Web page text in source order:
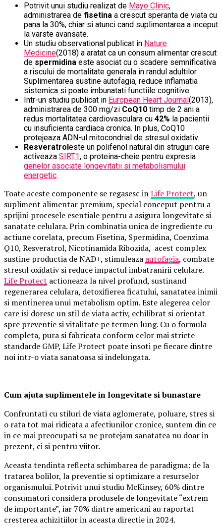
Potrivit unui studiu realizat de Mayo Clinic,
administrarea de fisetina a crescut speranta de viata cu
pana la 30%, chiar si atunci cand suplimentarea a inceput
la varste avansate.
Un studiu observational publicat in Nature
Medicine(2018) a aratat ca un consum alimentar crescut
de spermidina este asociat cu o scadere semnificativa
a riscului de mortalitate generala in randul adultilor.
Suplimentarea sustine autofagia, reduce inflamatia
sistemica si poate imbunatati functiile cognitive.
Intr-un studiu publicat in European Heart Journal(2013),
administrarea de 300 mg/zi CoQ10 timp de 2 ani a
redus mortalitatea cardiovasculara cu 42% la pacientii
cu insuficienta cardiaca cronica. In plus, CoQ10
protejeaza ADN-ul mitocondrial de stresul oxidativ.
Resveratroleste un polifenol natural din struguri care
activeaza SIRT1, o proteina-cheie pentru expresia
genelor asociate longevitatii si metabolismului
energetic.
Toate aceste componente se regasesc inLife Protect, un
supliment alimentar premium, special conceput pentru a
sprijini procesele esentiale pentru a asigura longevitate si
sanatate celulara. Prin combinatia unica de ingrediente cu
actiune corelata, precum Fisetina, Spermidina, Coenzima
Q10, Resveratrol, Nicotinamida Ribozida, acest complex
sustine productia de NAD+, stimuleaza autofagia, combate
stresul oxidativ si reduce impactul imbatranirii celulare.
Life Protect actioneaza la nivel profund, sustinand
regenerarea celulara, detoxifierea ficatului, sanatatea inimii
si mentinerea unui metabolism optim. Este alegerea celor
care isi doresc un stil de viata activ, echilibrat si orientat
spre preventie si vitalitate pe termen lung. Cu o formula
completa, pura si fabricata conform celor mai stricte
standarde GMP, Life Protect poate insoti pe fiecare dintre
noi intr-o viata sanatoasa si indelungata.
Cum ajuta suplimentele in longevitate si bunastare
Confruntati cu stiluri de viata aglomerate, poluare, stres si
o rata tot mai ridicata a afectiunilor cronice, suntem din ce
in ce mai preocupati sa ne protejam sanatatea nu doar in
prezent, ci si pentru viitor.
Aceasta tendinta reflecta schimbarea de paradigma: de la
tratarea bolilor, la preventie si optimizare a resurselor
organismului. Potrivit unui studiu McKinsey, 60% dintre
consumatori considera produsele de longevitate “extrem
de importante”, iar 70% dintre americani au raportat
cresterea achizitiilor in aceasta directie in 2024.